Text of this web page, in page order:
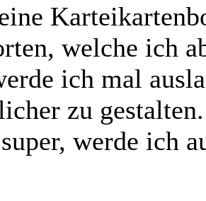
welche ich
ich mal
zu
werde ich